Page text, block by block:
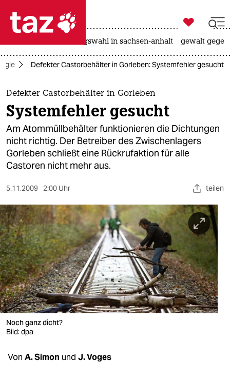
 taz zahl ich
taz zahl ich
themen
politik
öko
gesellschaft
kultur
sport
berlin
nord
wahrheit
verlag
verlag
shop

taz zahl ich
landtagswahl in sachsen-anhalt gewalt
Defekter Castorbehälter in Gorleben: Systemfehler gesucht
Defekter Castorbehälter in Gorleben
Systemfehler gesucht
Am Atommüllbehälter funktionieren die Dichtungen
nicht richtig. Der Betreiber des Zwischenlagers
Gorleben schließt eine Rückrufaktion für alle
Castoren nicht mehr aus.
5.11.2009 2:00 Uhr teilen
Noch ganz dicht?
Bild: dpa
Von A. Simon und J. Voges